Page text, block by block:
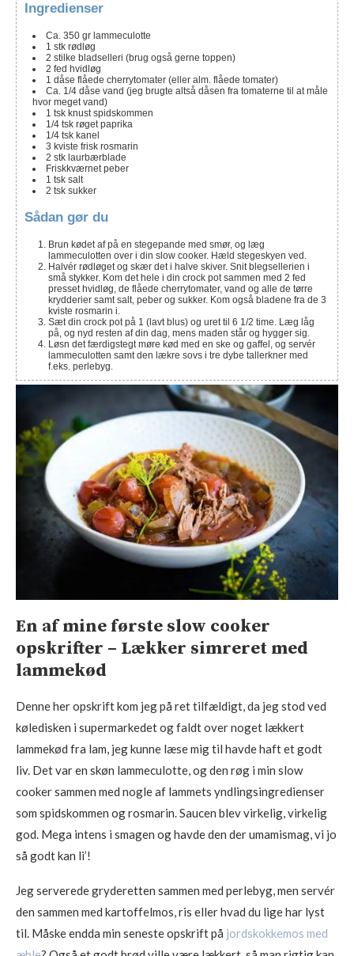
Ingredienser
Ca. 350 gr lammeculotte
1 stk rødløg
2 stilke bladselleri (brug også gerne toppen)
2 fed hvidløg
1 dåse flåede cherrytomater (eller alm. flåede tomater)
Ca. 1/4 dåse vand (jeg brugte altså dåsen fra tomaterne til at måle
hvor meget vand)
1 tsk knust spidskommen
1/4 tsk røget paprika
1/4 tsk kanel
3 kviste frisk rosmarin
2 stk laurbærblade
Friskkværnet peber
1 tsk salt
2 tsk sukker
Sådan gør du
Brun kødet af på en stegepande med smør, og læg
lammeculotten over i din slow cooker. Hæld stegeskyen ved.
Halvér rødløget og skær det i halve skiver. Snit blegsellerien i
små stykker. Kom det hele i din crock pot sammen med 2 fed
presset hvidløg, de flåede cherrytomater, vand og alle de tørre
krydderier samt salt, peber og sukker. Kom også bladene fra de 3
kviste rosmarin i.
Sæt din crock pot på 1 (lavt blus) og uret til 6 1/2 time. Læg låg
på, og nyd resten af din dag, mens maden står og hygger sig.
Løsn det færdigstegt møre kød med en ske og gaffel, og servér
lammeculotten samt den lækre sovs i tre dybe tallerkner med
f.eks. perlebyg.
En af mine første slow cooker
opskrifter – Lækker simreret med
lammekød
Denne her opskrift kom jeg på ret tilfældigt, da jeg stod ved
køledisken i supermarkedet og faldt over noget lækkert
lammekød fra lam, jeg kunne læse mig til havde haft et godt
liv. Det var en skøn lammeculotte, og den røg i min slow
cooker sammen med nogle af lammets yndlingsingredienser
som spidskommen og rosmarin. Saucen blev virkelig, virkelig
god. Mega intens i smagen og havde den der umamismag, vi jo
så godt kan li’!
Jeg serverede gryderetten sammen med perlebyg, men servér
den sammen med kartoffelmos, ris eller hvad du lige har lyst
til. Måske endda min seneste opskrift på jordskokkemos med